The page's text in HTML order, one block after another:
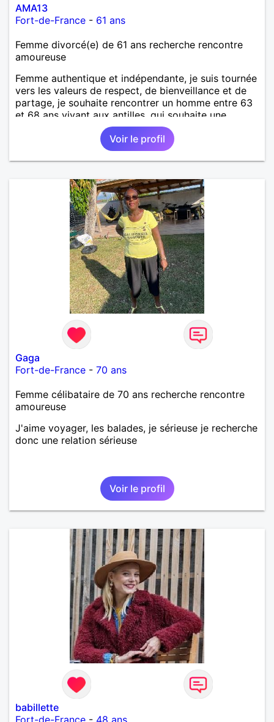
AMA13
Fort-de-France - 61 ans
Femme divorcé(e) de 61 ans recherche rencontre
amoureuse
Femme authentique et indépendante, je suis tournée
vers les valeurs de respect, de bienveillance et de
partage, je souhaite rencontrer un homme entre 63
et 68 ans vivant aux antilles, qui souhaite une
relation stable et harmonieuse. Je suis une
passionnée de développement personnel et de
mieux-être; toujours en quête de la meilleure
version de moi-même. Je crois au lien authentique,
construction à deux. Si vous recherchez une relation
sincère, mature et apaisante, je serai heureuse de
Voir le profil
Gaga
Fort-de-France - 70 ans
Femme célibataire de 70 ans recherche rencontre
amoureuse
J'aime voyager, les balades, je sérieuse je recherche
donc une relation sérieuse
Voir le profil
babillette
Fort-de-France - 48 ans